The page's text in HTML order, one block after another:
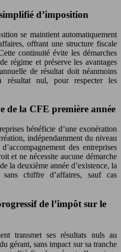
d’imposition
se maintient automatiquement
offrant une structure fiscale
continuité évite les démarches
régime et préserve les avantages
de résultat doit néanmoins
résultat nul, pour respecter les
de la CFE première année
bénéficie d’une exonération
indépendamment du niveau
des entreprises
et ne nécessite aucune démarche
la deuxième année d’existence, la
chiffre d’affaires, sauf cas
de l’impôt sur le
transmet ses résultats nuls au
gérant, sans impact sur sa tranche